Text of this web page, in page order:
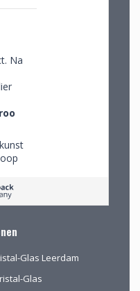
Na
de
te
Glas Leerdam
Glas